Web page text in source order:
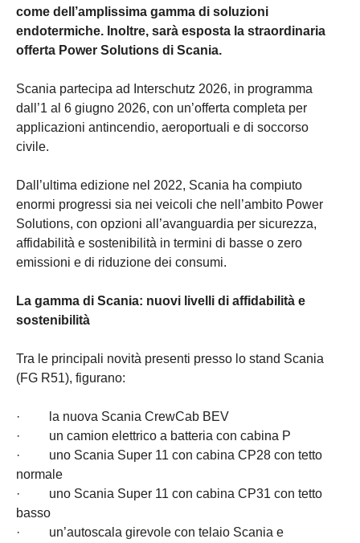
come dell’amplissima gamma di soluzioni
endotermiche. Inoltre, sarà esposta la straordinaria
offerta Power Solutions di Scania.
Scania partecipa ad Interschutz 2026, in programma
dall’1 al 6 giugno 2026, con un’offerta completa per
applicazioni antincendio, aeroportuali e di soccorso
civile.
Dall’ultima edizione nel 2022, Scania ha compiuto
enormi progressi sia nei veicoli che nell’ambito Power
Solutions, con opzioni all’avanguardia per sicurezza,
affidabilità e sostenibilità in termini di basse o zero
emissioni e di riduzione dei consumi.
La gamma di Scania: nuovi livelli di affidabilità e
sostenibilità
Tra le principali novità presenti presso lo stand Scania
(FG R51), figurano:
· la nuova Scania CrewCab BEV
· un camion elettrico a batteria con cabina P
· uno Scania Super 11 con cabina CP28 con tetto
normale
· uno Scania Super 11 con cabina CP31 con tetto
basso
· un’autoscala girevole con telaio Scania e